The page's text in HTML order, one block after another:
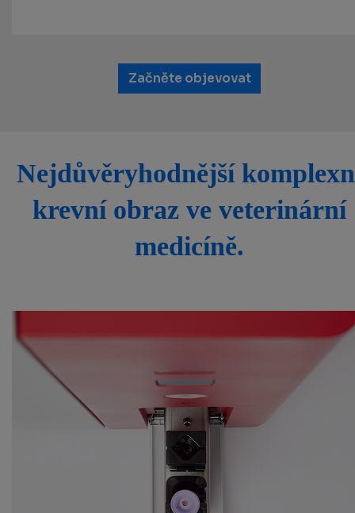
Začněte objevovat
Nejdůvěryhodnější
krevní obraz ve veterinární
medicíně.